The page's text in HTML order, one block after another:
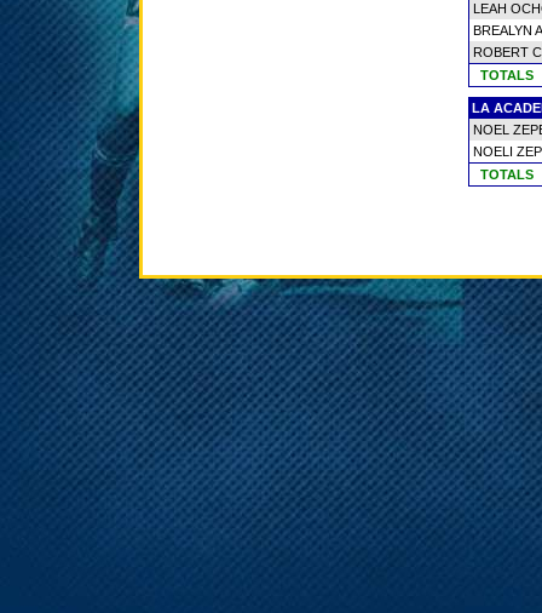
LEAH
BREALYN
ROBERT
TOTALS
LA
NOEL
NOELI
TOTALS